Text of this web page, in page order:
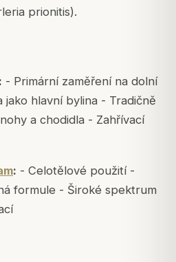
prionitis).
- Primární zaměření na dolní
jako hlavní bylina - Tradičně
a chodidla - Zahřívací
: - Celotělové použití -
formule - Široké spektrum